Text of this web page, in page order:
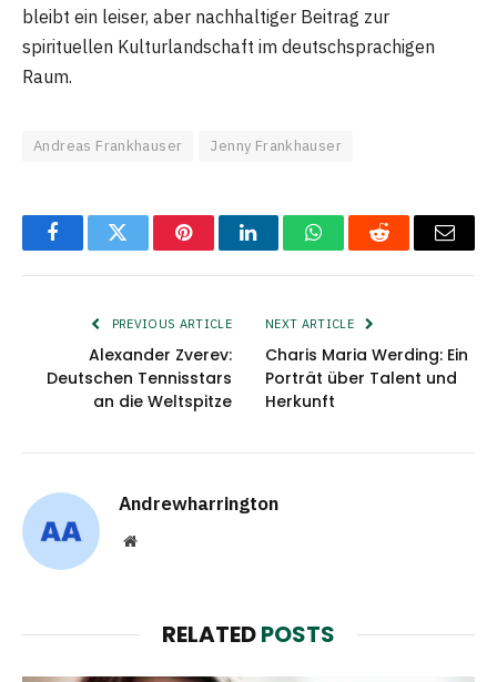
bleibt ein leiser, aber nachhaltiger Beitrag zur
spirituellen Kulturlandschaft im deutschsprachigen
Raum.
Andreas Frankhauser Jenny Frankhauser
FacebookTwitter PinterestLinkedInWhatsAppReddit Email
PREVIOUS ARTICLE
Alexander Zverev:
Deutschen Tennisstars
an die Weltspitze
NEXT ARTICLE
Charis Maria Werding: Ein
Porträt über Talent und
Herkunft
Andrewharrington
Website
RELATEDPOSTS